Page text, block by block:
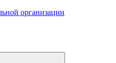
организации